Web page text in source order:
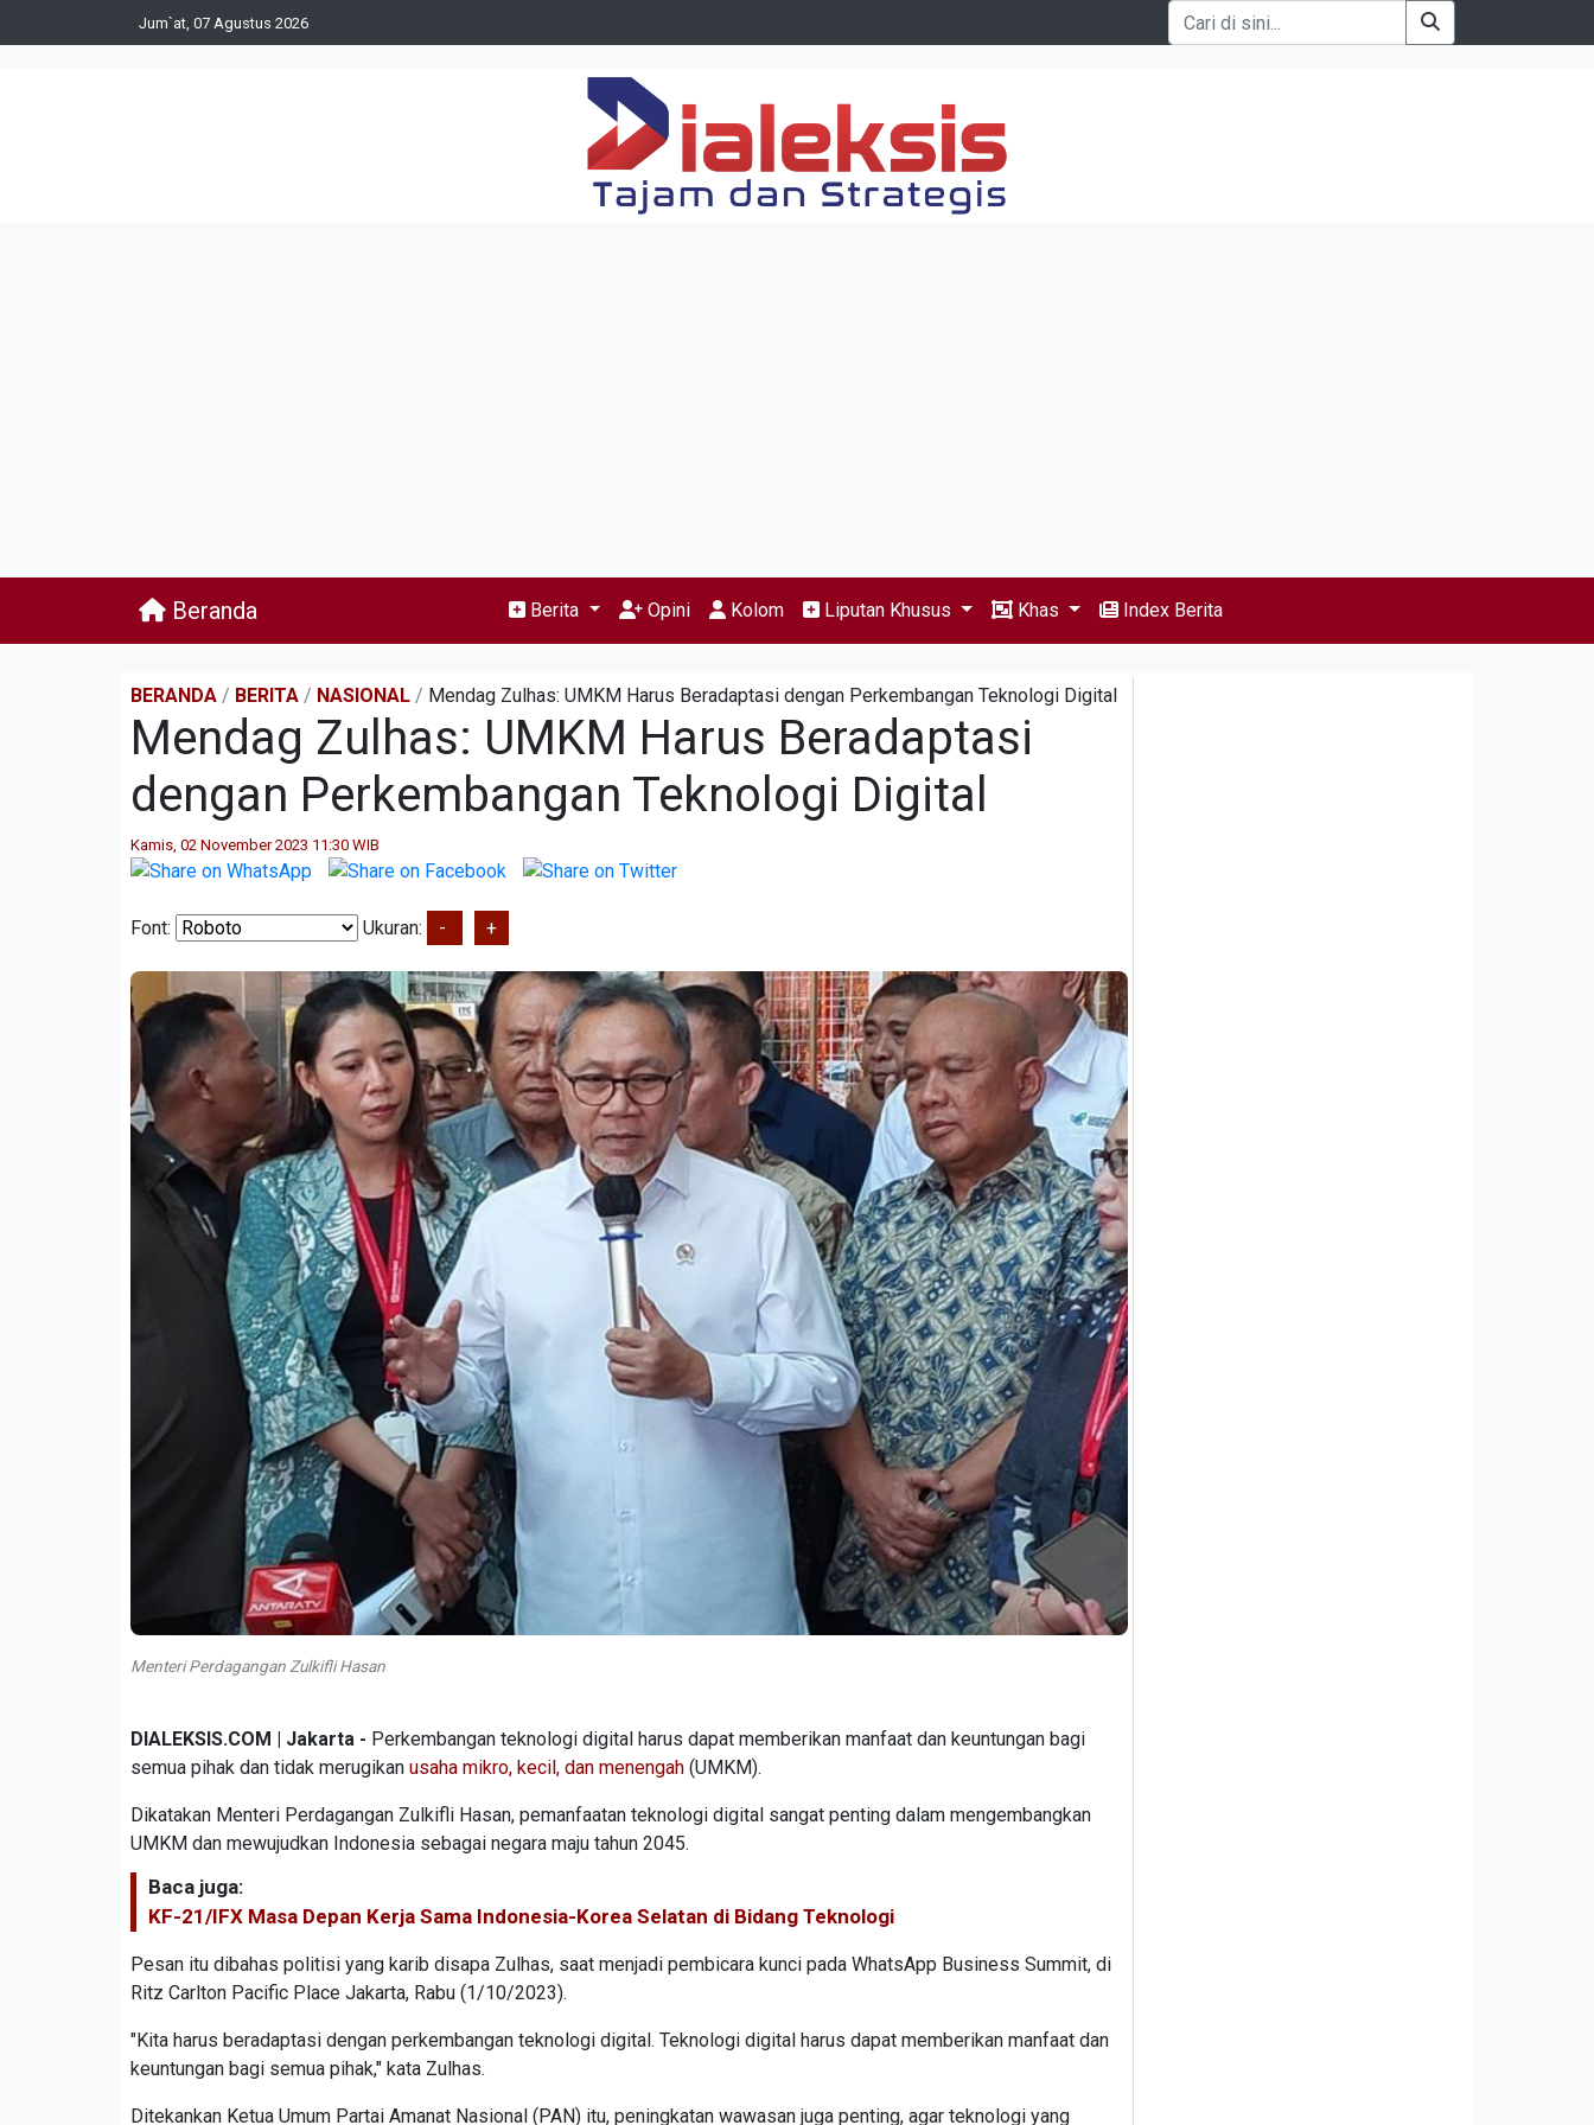
Jum`at, 07 Agustus 2026
Beranda Berita Opini Kolom Liputan Khusus Khas Index Berita
BERANDA / BERITA / NASIONAL / Mendag Zulhas: UMKM Harus Beradaptasi dengan Perkembangan Teknologi Digital
Mendag Zulhas: UMKM Harus Beradaptasi
dengan Perkembangan Teknologi Digital
Kamis, 02 November 2023 11:30 WIB
Font: Ukuran: - +
Menteri Perdagangan Zulkifli Hasan
DIALEKSIS.COM | Jakarta - Perkembangan teknologi digital harus dapat memberikan manfaat dan keuntungan bagi
semua pihak dan tidak merugikan usaha mikro, kecil, dan menengah (UMKM).
Dikatakan Menteri Perdagangan Zulkifli Hasan, pemanfaatan teknologi digital sangat penting dalam mengembangkan
UMKM dan mewujudkan Indonesia sebagai negara maju tahun 2045.
Baca juga:
KF-21/IFX Masa Depan Kerja Sama Indonesia-Korea Selatan di Bidang Teknologi
Pesan itu dibahas politisi yang karib disapa Zulhas, saat menjadi pembicara kunci pada WhatsApp Business Summit, di
Ritz Carlton Pacific Place Jakarta, Rabu (1/10/2023).
"Kita harus beradaptasi dengan perkembangan teknologi digital. Teknologi digital harus dapat memberikan manfaat dan
keuntungan bagi semua pihak," kata Zulhas.
Ditekankan Ketua Umum Partai Amanat Nasional (PAN) itu, peningkatan wawasan juga penting, agar teknologi yang